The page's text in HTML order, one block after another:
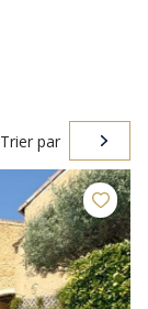
Trier par